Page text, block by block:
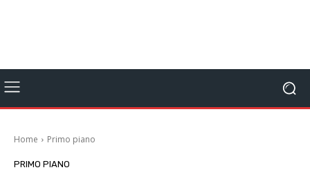
Home Primo piano
PRIMO PIANO